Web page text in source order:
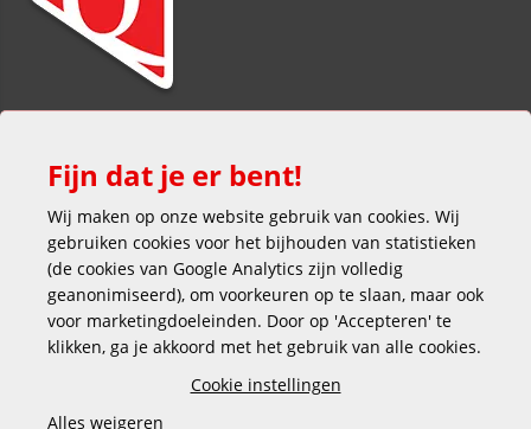
Veilig en gemakkelijk betalen
Fijn dat je er bent!
Wij maken op onze website gebruik van cookies. Wij
gebruiken cookies voor het bijhouden van statistieken
(de cookies van Google Analytics zijn volledig
geanonimiseerd), om voorkeuren op te slaan, maar ook
voor marketingdoeleinden. Door op 'Accepteren' te
klikken, ga je akkoord met het gebruik van alle cookies.
Cookie instellingen
Alles weigeren